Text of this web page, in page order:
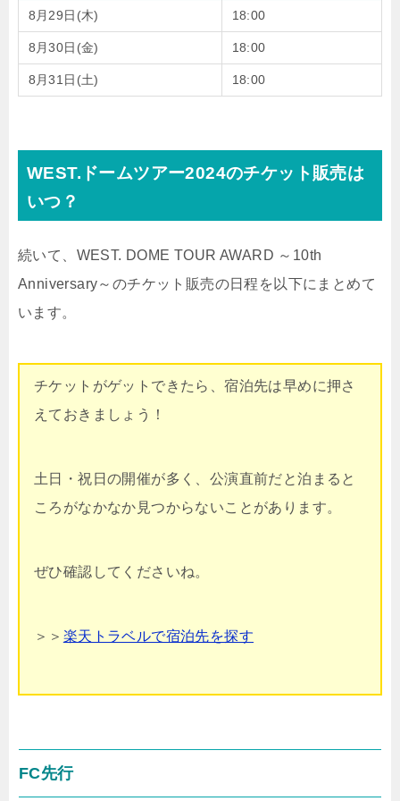
8月29日(木) 18:00
8月30日(金) 18:00
8月31日(土) 18:00
WEST.ドームツアー2024のチケット販売は
いつ？
続いて、WEST. DOME TOUR AWARD ～10th
Anniversary～のチケット販売の日程を以下にまとめて
います。
チケットがゲットできたら、宿泊先は早めに押さ
えておきましょう！
土日・祝日の開催が多く、公演直前だと泊まると
ころがなかなか見つからないことがあります。
ぜひ確認してくださいね。
＞＞ 楽天トラベルで宿泊先を探す
FC先行